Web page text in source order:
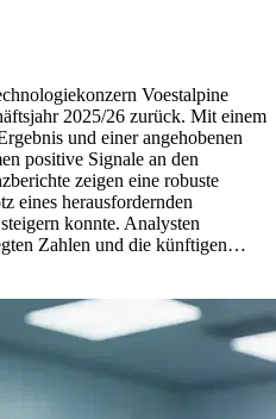
Voestalpine
2025/26 zurück. Mit einem
und einer angehobenen
positive Signale an den
zeigen eine robuste
eines herausfordernden
konnte. Analysten
Zahlen und die künftigen…